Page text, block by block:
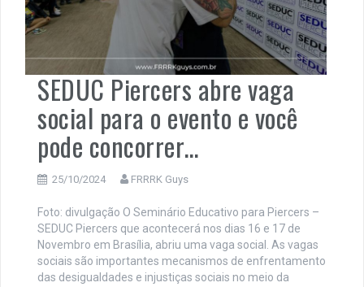
SEDUC Piercers abre vaga
social para o evento e você
pode concorrer…
25/10/2024 FRRRK Guys
Foto: divulgação O Seminário Educativo para Piercers –
SEDUC Piercers que acontecerá nos dias 16 e 17 de
Novembro em Brasília, abriu uma vaga social. As vagas
sociais são importantes mecanismos de enfrentamento
das desigualdades e injustiças sociais no meio da